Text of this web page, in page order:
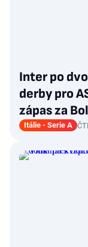
Inter po
derby pro
zápas za
Itálie - Serie A